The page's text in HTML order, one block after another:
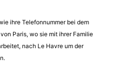
ihre Telefonnummer bei dem
Paris, wo sie mit ihrer Familie
nach Le Havre um der